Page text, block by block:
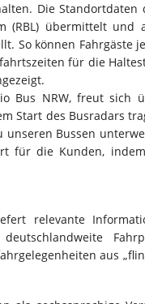
Die Standortdaten
(RBL) übermittelt
So können Fahrgäste
für die
Bus NRW, freut
Start des Busradars
unseren Bussen
für die Kunden,
relevante
aus